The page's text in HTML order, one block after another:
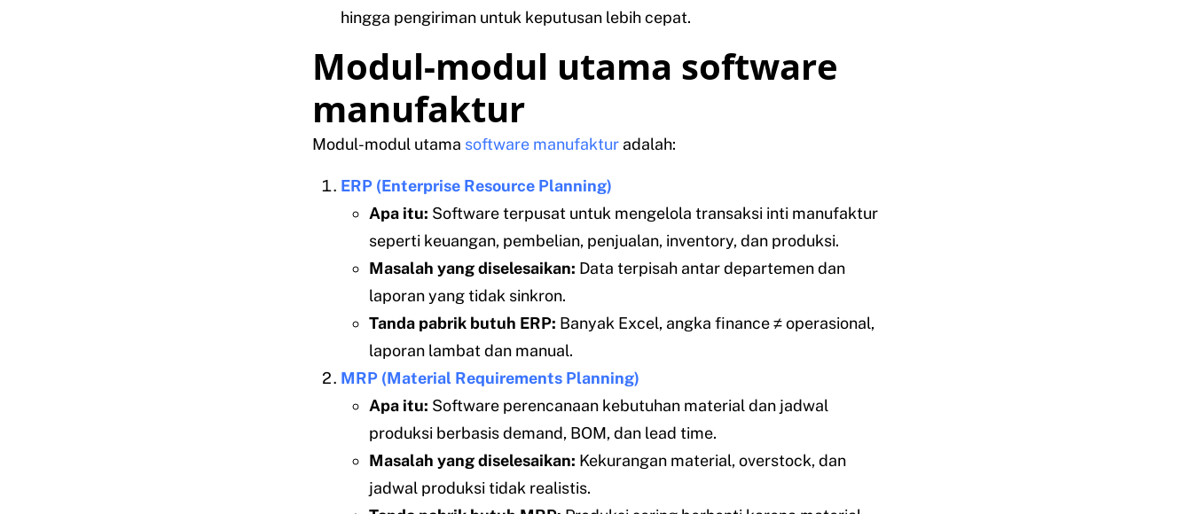
hingga pengiriman untuk keputusan lebih cepat.
Modul-modul utama software
manufaktur
Modul-modul utama software manufakturadalah:
ERP (Enterprise Resource Planning)
Apa itu: Software terpusat untuk mengelola transaksi inti manufaktur
seperti keuangan, pembelian, penjualan, inventory, dan produksi.
Masalah yang diselesaikan: Data terpisah antar departemen dan
laporan yang tidak sinkron.
Tanda pabrik butuh ERP: Banyak Excel, angka finance ≠ operasional,
laporan lambat dan manual.
MRP (Material Requirements Planning)
Apa itu: Software perencanaan kebutuhan material dan jadwal
produksi berbasis demand, BOM, dan lead time.
Masalah yang diselesaikan: Kekurangan material, overstock, dan
jadwal produksi tidak realistis.